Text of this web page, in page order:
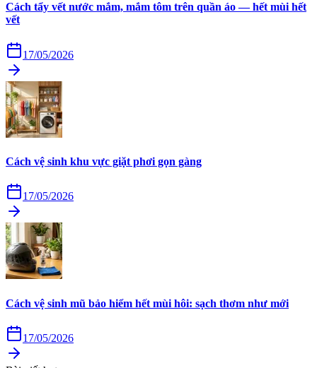
Cách tẩy vết nước mắm, mắm tôm trên quần áo — hết mùi hết
vết
17/05/2026
Cách vệ sinh khu vực giặt phơi gọn gàng
17/05/2026
Cách vệ sinh mũ bảo hiểm hết mùi hôi: sạch thơm như mới
17/05/2026